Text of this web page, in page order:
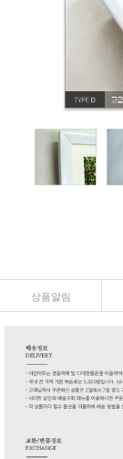
상품알림